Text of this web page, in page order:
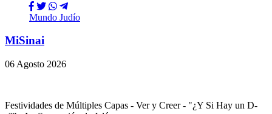
Mundo Judío
MiSinai
06 Agosto 2026
Festividades de Múltiples Capas - Ver y Creer - "¿Y Si Hay un D-